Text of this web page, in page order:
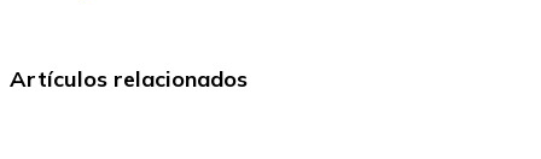
Artículos relacionados